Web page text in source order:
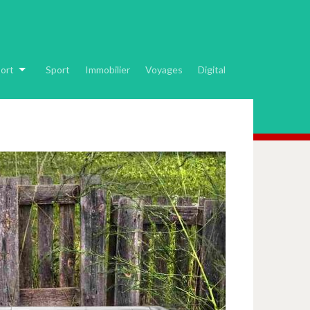
Sport Immobilier Voyages Digital